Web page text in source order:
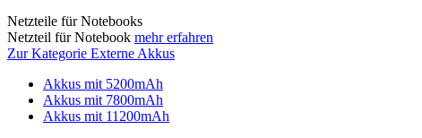
Netzteile für Notebooks
Netzteil für Notebook mehr erfahren
Zur Kategorie Externe Akkus
Akkus mit 5200mAh
Akkus mit 7800mAh
Akkus mit 11200mAh